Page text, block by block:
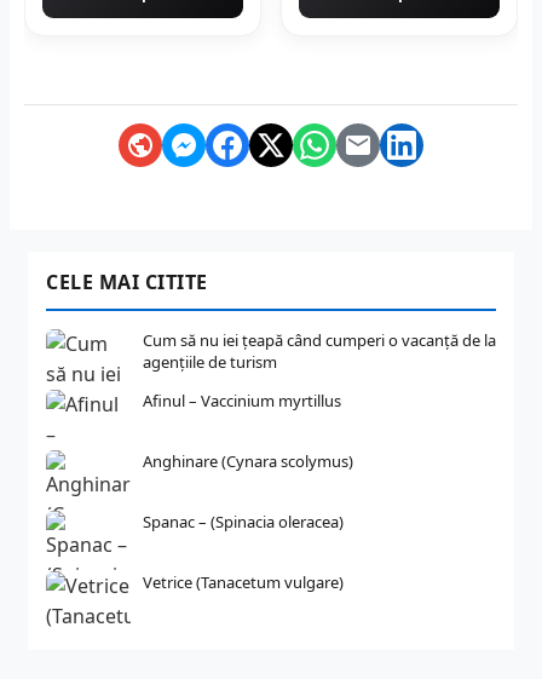
CELE MAI CITITE
Cum să nu iei țeapă când cumperi o vacanță de la
agențiile de turism
Afinul – Vaccinium myrtillus
Anghinare (Cynara scolymus)
Spanac – (Spinacia oleracea)
Vetrice (Tanacetum vulgare)